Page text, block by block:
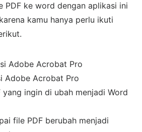
PDF ke word dengan aplikasi ini
kamu hanya perlu ikuti
Adobe Acrobat Pro
Adobe Acrobat Pro
yang ingin di ubah menjadi Word
file PDF berubah menjadi